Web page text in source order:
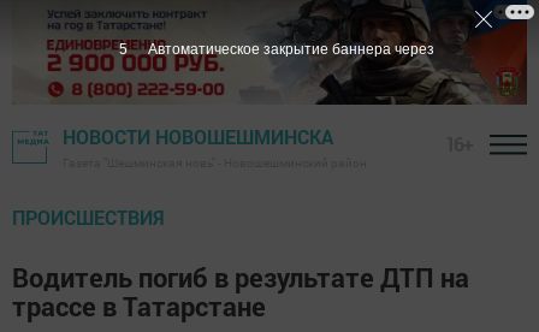
НОВОСТИ НОВОШЕШМИНСКА
ПРОИСШЕСТВИЯ
Водитель погиб в результате ДТП на
трассе в Татарстане
4 Автоматическое закрытие баннера через